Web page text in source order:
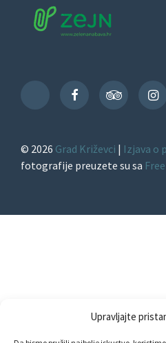
Upravljajte
TikTok
Facebook
© 2026 Grad Križevci | Izjava o
fotografije preuzete su sa